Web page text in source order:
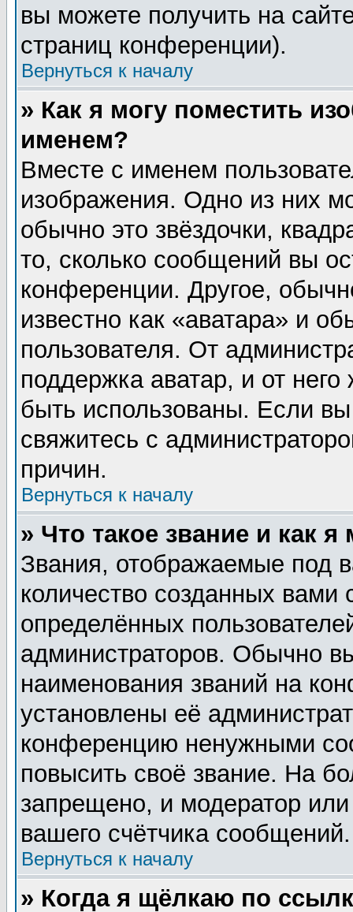
вы можете получить на
страниц конференции).
Вернуться к началу
» Как я могу поместить
именем?
Вместе с именем
изображения. Одно из них
обычно это звёздочки,
то, сколько сообщений вы
конференции. Другое,
известно как «аватара» и
пользователя. От
поддержка аватар, и от него
быть использованы. Если
свяжитесь с
причин.
Вернуться к началу
» Что такое звание и как я
Звания, отображаемые под
количество созданных
определённых
администраторов. Обычно
наименования званий на
установлены её
конференцию ненужными
повысить своё звание. На
запрещено, и модератор
вашего счётчика сообщений.
Вернуться к началу
» Когда я щёлкаю по